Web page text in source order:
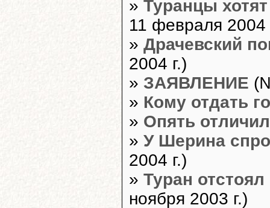
» Туранцы
11 февраля 2004
» Драчевский
2004 г.)
» ЗАЯВЛЕНИЕ
» Кому отдать
» Опять
» У Шерина
2004 г.)
» Туран
ноября 2003 г.)